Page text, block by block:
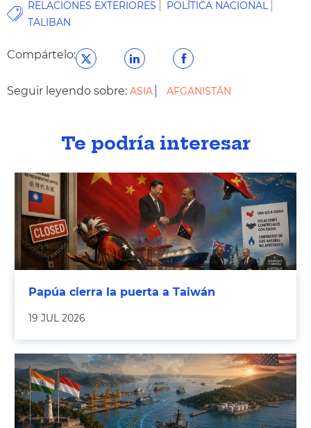
RELACIONES EXTERIORES
POLÍTICA NACIONAL
TALIBAN
Compártelo:
Seguir leyendo sobre: ASIA AFGANISTÁN
Te podría interesar
Papúa cierra la puerta a Taiwán
19 JUL 2026